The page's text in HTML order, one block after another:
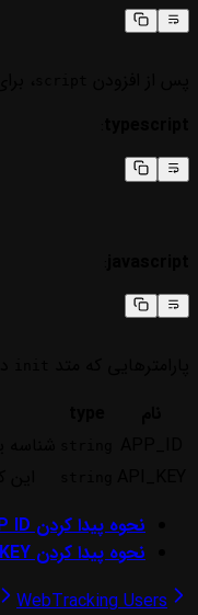
نحوه پیدا کردن APP ID
نحوه پیدا کردن API KEY
WebTracking Users